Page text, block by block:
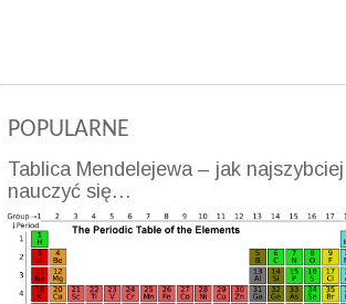
POPULARNE
Tablica Mendelejewa – jak najszybciej
nauczyć się…